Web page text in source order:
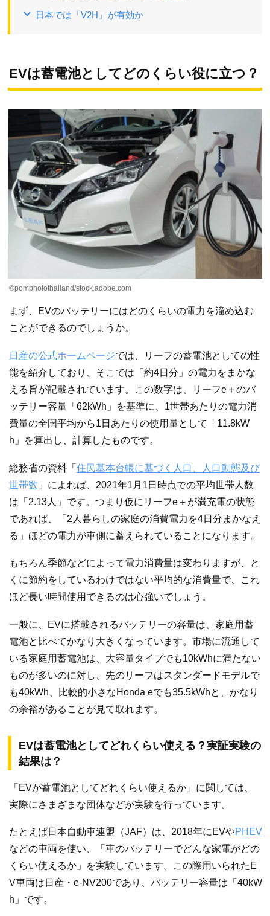
日本では「V2H」が有効か
EVは蓄電池としてどのくらい役に立つ？
©pomphotothailand/stock.adobe.com
まず、EVのバッテリーにはどのくらいの電力を溜め込む
ことができるのでしょうか。
日産の公式ホームページでは、リーフの蓄電池としての性
能を紹介しており、そこでは「約4日分」の電力をまかな
える旨が記載されています。この数字は、リーフe＋のバ
ッテリー容量「62kWh」を基準に、1世帯あたりの電力消
費量の全国平均から1日あたりの使用量として「11.8kW
h」を算出し、計算したものです。
総務省の資料「 住民基本台帳に基づく人口、人口動態及び
世帯数 」によれば、2021年1月1日時点での平均世帯人数
は「2.13人」です。つまり仮にリーフe＋が満充電の状態
であれば、「2人暮らしの家庭の消費電力を4日分まかなえ
る」ほどの電力が車側に蓄えられていることになります。
もちろん季節などによって電力消費量は変わりますが、と
くに節約をしているわけではない平均的な消費量で、これ
ほど長い時間使用できるのは心強いでしょう。
一般に、EVに搭載されるバッテリーの容量は、家庭用蓄
電池と比べてかなり大きくなっています。市場に流通して
いる家庭用蓄電池は、大容量タイプでも10kWhに満たない
ものが多いのに対し、先のリーフはスタンダードモデルで
も40kWh、比較的小さなHonda eでも35.5kWhと、かなり
の余裕があることが見て取れます。
EVは蓄電池としてどれくらい使える？実証実験の
結果は？
「EVが蓄電池としてどれくらい使えるか」に関しては、
実際にさまざまな団体などが実験を行っています。
たとえば日本自動車連盟（JAF）は、2018年にEVやPHEV
などの車両を使い、「車のバッテリーでどんな家電がどの
くらい使えるか」を実験しています。この際用いられたE
V車両は日産・e-NV200であり、バッテリー容量は「40kW
h」です。